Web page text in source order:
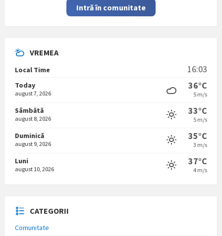
Intră în comunitate
VREMEA
Local Time 16:03
Today
august 7, 2026
36°C
5 m/s
Sâmbătă
august 8, 2026
33°C
5 m/s
Duminică
august 9, 2026
35°C
3 m/s
Luni
august 10, 2026
37°C
4 m/s
CATEGORII
Comunitate